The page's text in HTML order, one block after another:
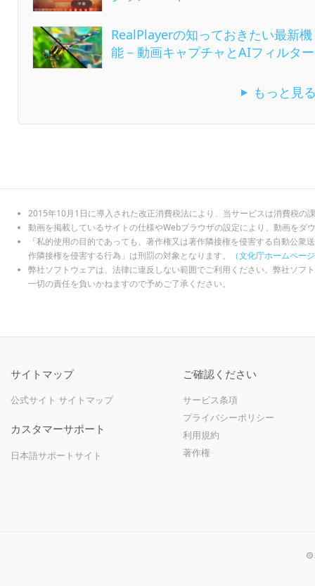
RealPlayerの知っておきたい最新機
能 – 動画キャプチャとAIフィルター
もっと見
2015年10月1日に導入された改正消費税法により、当サービスは消費税の
動画を掲載しているサイトの仕様やWebブラウザの設定により、動画を
「私的使用の目的であっても、著作権又は著作隣接権を侵害する自動公
作隣接権を侵害する行為」は刑罰の対象となります。
（文化庁ホームペー
弊社ソフトウェアは、法律に違反しない範囲でご利用ください。弊社ソ
一切の責任を負いかねますので予めご了承ください。
サイトマップ
公式サイト サイトマップ
カスタマーサポート
日本語サポートサイト
ご確認ください
サービス条項
プライバシーポリシー
利用規約
著作権